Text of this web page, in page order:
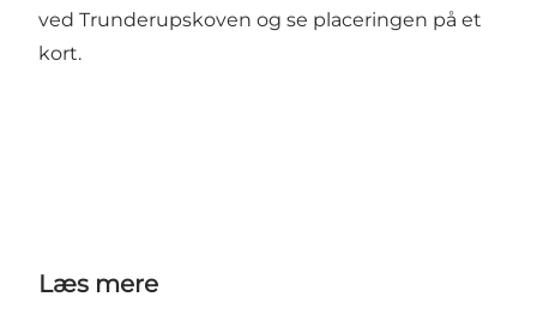
ved Trunderupskoven og se placeringen på et
kort.
Læs mere